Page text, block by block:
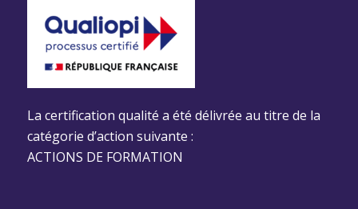
La certification qualité a été délivrée au titre de la
catégorie d’action suivante :
ACTIONS DE FORMATION